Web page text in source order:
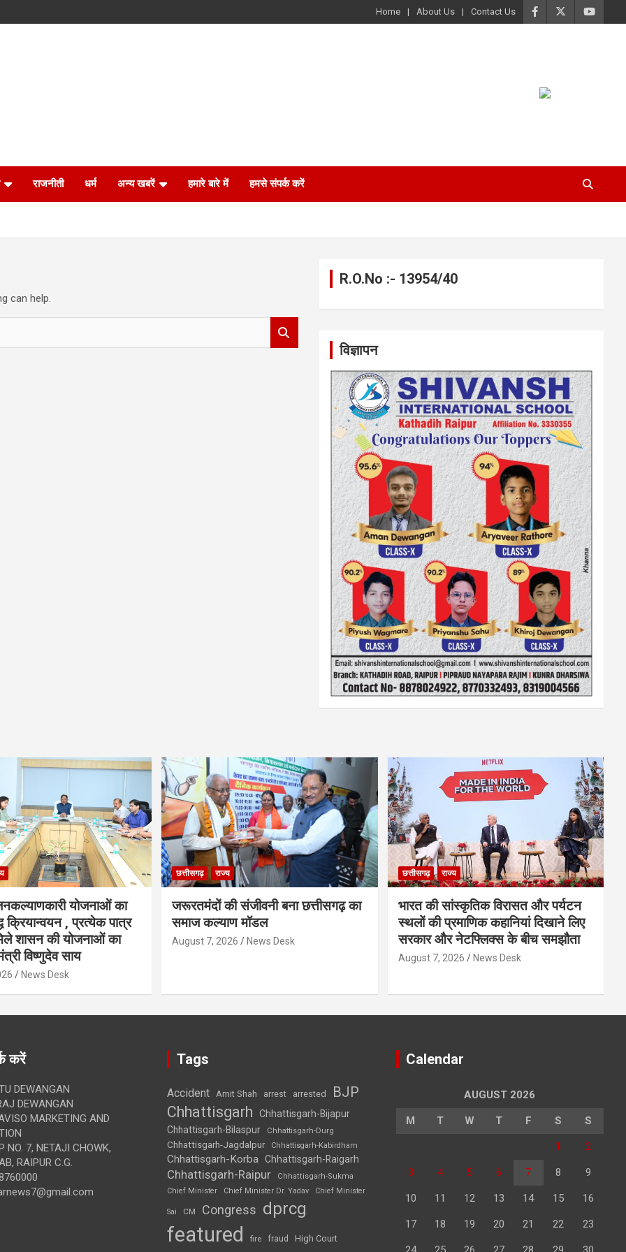
Home About Us Contact Us
राजनीती धर्म अन्य खबरें हमारे बारे में हमसे संपर्क करें
can help.
R.O.No :- 13954/40
विज्ञापन
योजनाओं का
, प्रत्येक पात्र
शासन की योजनाओं का
विष्णुदेव साय
News Desk
छत्तीसगढ़ राज्य
जरूरतमंदों की संजीवनी बना छत्तीसगढ़ का
समाज कल्याण मॉडल
August 7, 2026 News Desk
छत्तीसगढ़ राज्य
भारत की सांस्कृतिक विरासत और पर्यटन
स्थलों की प्रमाणिक कहानियां दिखाने लिए
सरकार और नेटफ्लिक्स के बीच समझौता
August 7, 2026 News Desk
करें
DEWANGAN
DEWANGAN
MARKETING AND
NO. 7, NETAJI CHOWK,
RAIPUR C.G.
Tags
Accident Amit Shah arrest arrested BJP
Chhattisgarh
Chhattisgarh-Bijapur
Chhattisgarh-Bilaspur
Chhattisgarh-Durg
Chhattisgarh-Jagdalpur Chhattisgarh-Kabirdham
Chhattisgarh-Korba Chhattisgarh-Raigarh
Chhattisgarh-Raipur
Chhattisgarh-Sukma
Chief Minister
Chief Minister Dr. Yadav Chief Minister
Sai CM Congress dprcg
featured fire fraud High Court
Calendar
AUGUST 2026
M T W T F S S
1 2
3 4 5 6 7 8 9
10 11 12 13 14 15 16
17 18 19 20 21 22 23